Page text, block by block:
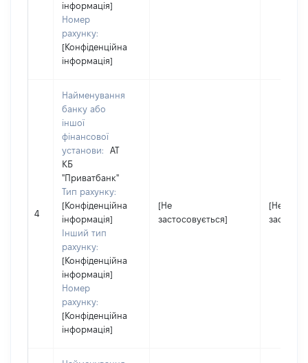
інформація]
Номер
рахунку:
[Конфіденційна
інформація]
4
Найменування
банку або
іншої
фінансової
установи:
АТ
КБ
"Приватбанк"
Тип рахунку:
[Конфіденційна
інформація]
Інший тип
рахунку:
[Конфіденційна
інформація]
Номер
рахунку:
[Конфіденційна
інформація]
[Не
застосовується]
[Не